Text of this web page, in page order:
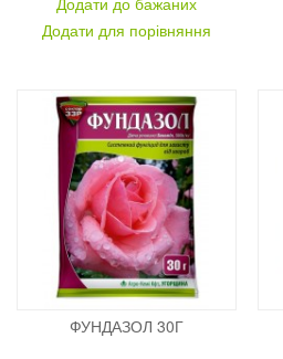
Додати для порівняння
ФУНДАЗОЛ 30Г